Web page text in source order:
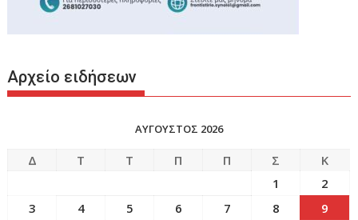
Αρχείο ειδήσεων
ΑΥΓΟΥΣΤΟΣ 2026
Δ Τ Τ Π Π Σ
Κ
1
2
3
4 5 6 7 8
9